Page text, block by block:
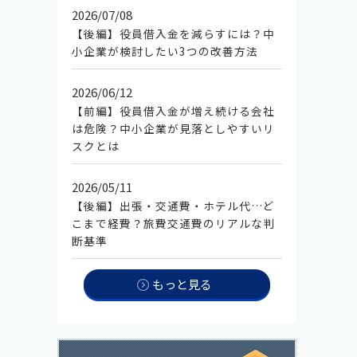
2026/07/08
【後編】役員借入金を減らすには？中
小企業が検討したい3つの改善方法
2026/06/12
【前編】役員借入金が増え続ける会社
は危険？中小企業が見落としやすいリ
スクとは
2026/05/11
【後編】出張・交通費・ホテル代…ど
こまで経費？旅費交通費のリアルな判
断基準
もっと見る